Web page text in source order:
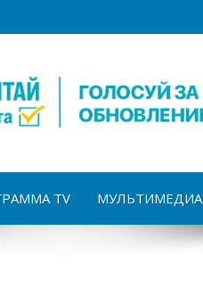
TV МУЛЬТИМЕДИА